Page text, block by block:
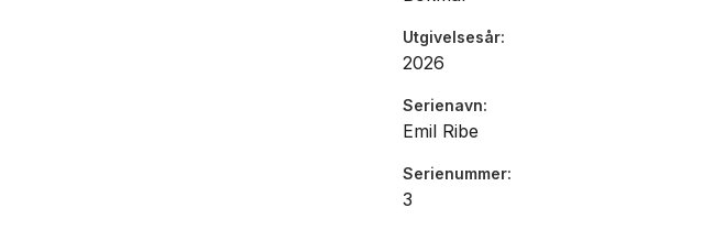
Utgivelsesår
2026
Serienavn
Emil Ribe
Serienummer
3